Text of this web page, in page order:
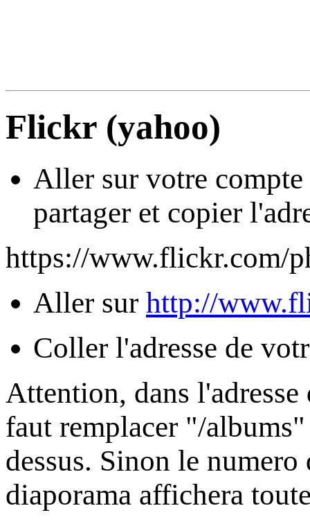
Flickr (yahoo)
Aller sur votre
partager et copier
https://www.flickr.com/
Aller sur http://
Coller l'adresse de
Attention, dans
faut remplacer "/
dessus. Sinon le
diaporama affichera